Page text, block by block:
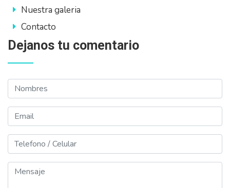
Nuestra galeria
Contacto
Dejanos tu comentario
Nombres
Email
Telefono
Mensaje